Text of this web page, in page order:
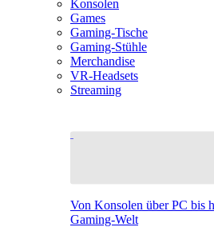
Konsolen
Games
Gaming-Tische
Gaming-Stühle
Merchandise
VR-Headsets
Streaming
Von Konsolen über PC bis
Gaming-Welt